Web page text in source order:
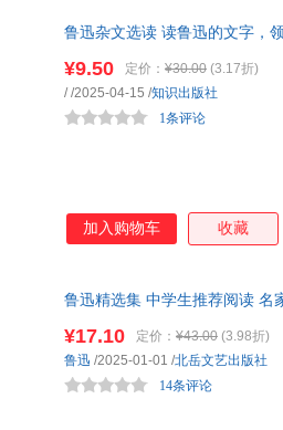
鲁迅杂文选读 读鲁迅的文字，
¥9.50 定价： ¥30.00 (3.17折)
1条评论
//2025-04-15 /知识出版社
加入购物车 收藏
鲁迅精选集 中学生推荐阅读 名
¥17.10 定价： ¥43.00 (3.98折)
14条评论
鲁迅 /2025-01-01 /北岳文艺出版社